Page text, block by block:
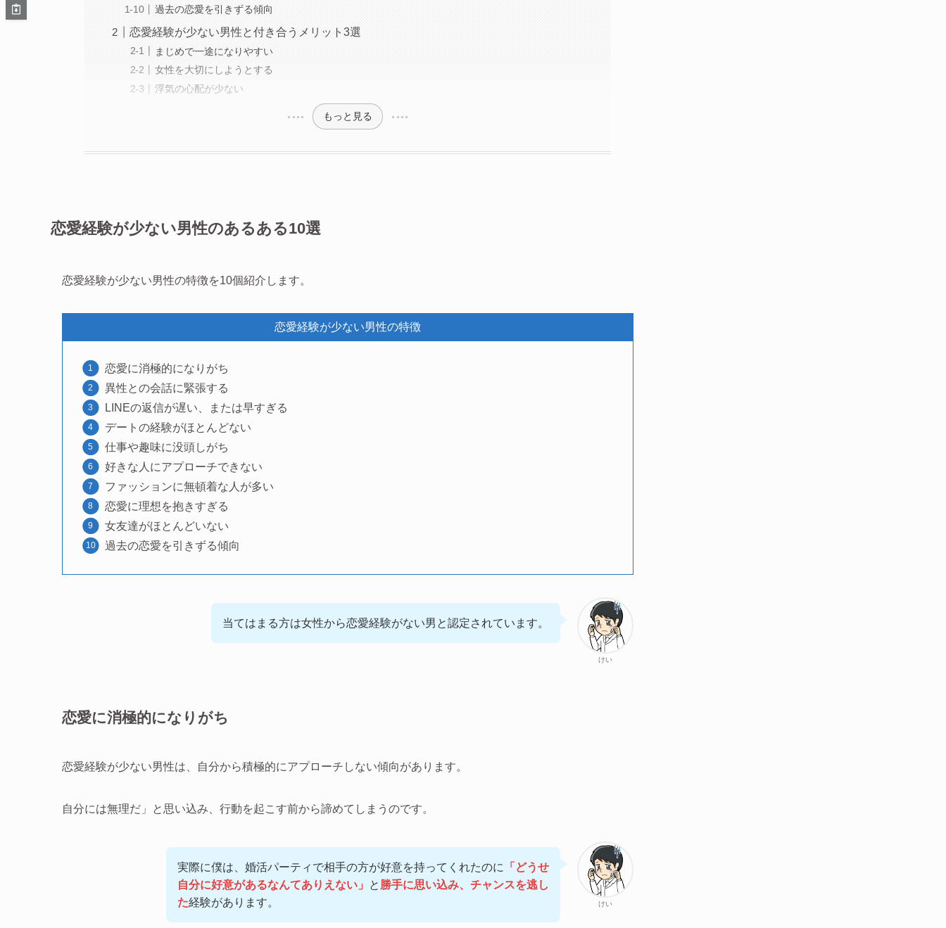
過去の恋愛を引きずる傾向
恋愛経験が少ない男性と付き合うメリット3選
まじめで一途になりやすい
女性を大切にしようとする
浮気の心配が少ない
もっと見る
恋愛経験が少ない男性のあるある10選
恋愛経験が少ない男性の特徴を10個紹介します。
恋愛経験が少ない男性の特徴
恋愛に消極的になりがち
異性との会話に緊張する
LINEの返信が遅い、または早すぎる
デートの経験がほとんどない
仕事や趣味に没頭しがち
好きな人にアプローチできない
ファッションに無頓着な人が多い
恋愛に理想を抱きすぎる
女友達がほとんどいない
過去の恋愛を引きずる傾向
けい
当てはまる方は女性から恋愛経験がない男と認定されています。
恋愛に消極的になりがち
恋愛経験が少ない男性は、自分から積極的にアプローチしない傾向があります。
自分には無理だ」と思い込み、行動を起こす前から諦めてしまうのです。
けい
実際に僕は、婚活パーティで相手の方が好意を持ってくれたのに
「どうせ
自分に好意があるなんてありえない」
と 勝手に思い込み、チャンスを逃し
た経験があります。